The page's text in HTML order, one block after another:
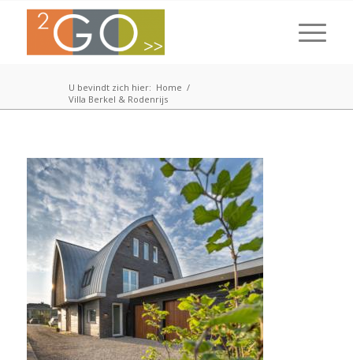
U bevindt zich hier: Home /
Villa Berkel & Rodenrijs